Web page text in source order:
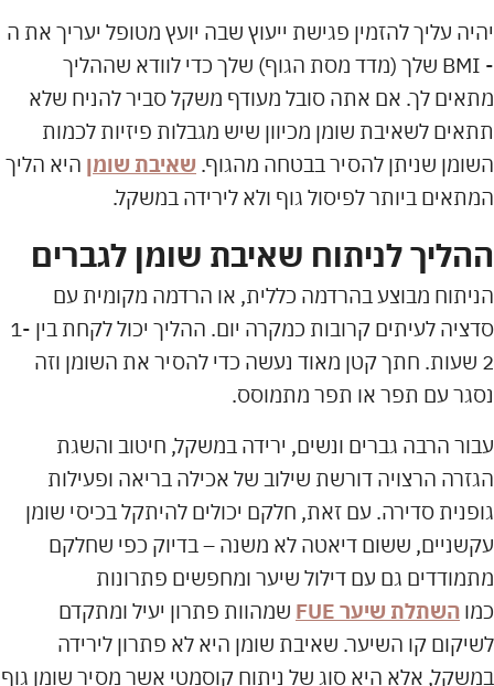
יהיה עליך להזמין פגישת ייעוץ שבה יועץ מטופל יעריך את ה
- BMI שלך (מדד מסת הגוף) שלך כדי לוודא שההליך
מתאים לך. אם אתה סובל מעודף משקל סביר להניח שלא
תתאים לשאיבת שומן מכיוון שיש מגבלות פיזיות לכמות
השומן שניתן להסיר בבטחה מהגוף. שאיבת שומן היא הליך
המתאים ביותר לפיסול גוף ולא לירידה במשקל.
ההליך לניתוח שאיבת שומן לגברים
הניתוח מבוצע בהרדמה כללית, או הרדמה מקומית עם
סדציה לעיתים קרובות כמקרה יום. ההליך יכול לקחת בין 1-
2 שעות. חתך קטן מאוד נעשה כדי להסיר את השומן וזה
נסגר עם תפר או תפר מתמוסס.
עבור הרבה גברים ונשים, ירידה במשקל, חיטוב והשגת
הגזרה הרצויה דורשת שילוב של אכילה בריאה ופעילות
גופנית סדירה. עם זאת, חלקם יכולים להיתקל בכיסי שומן
עקשניים, ששום דיאטה לא משנה – בדיוק כפי שחלקם
מתמודדים גם עם דילול שיער ומחפשים פתרונות
כמו השתלת שיער FUE
שמהוות פתרון יעיל ומתקדם
לשיקום קו השיער. שאיבת שומן היא לא פתרון לירידה
במשקל, אלא היא סוג של ניתוח קוסמטי אשר מסיר שומן גוף